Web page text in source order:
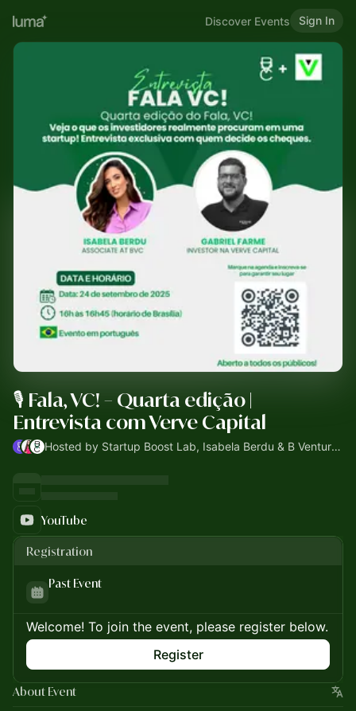
Discover Events Sign In
🎙️ Fala, VC! – Quarta edição |
Entrevista com Verve Capital
Hosted by Startup Boost Lab, Isabela Berdu & B Venture Capital
YouTube
Registration
Past Event
Welcome! To join the event, please register below.
Register
About Event